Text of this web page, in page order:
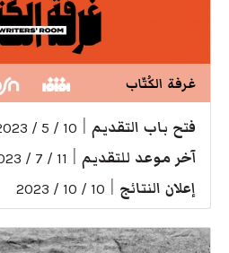
غرفة الكُتّاب
فتح باب التقديم 10 / 5 / 2023
آخر موعد للتقديم 11 / 7 / 2023
إعلان النتائج 10 / 10 / 2023